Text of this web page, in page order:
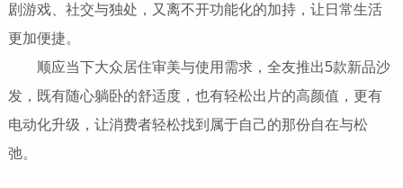
剧游戏、社交与独处，又离不开功能化的加持，让日常生活
更加便捷。
顺应当下大众居住审美与使用需求，全友推出5款新品沙
发，既有随心躺卧的舒适度，也有轻松出片的高颜值，更有
电动化升级，让消费者轻松找到属于自己的那份自在与松
弛。